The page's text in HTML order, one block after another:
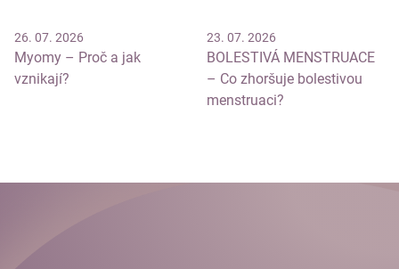
26. 07. 2026
Myomy – Proč a jak
vznikají?
23. 07. 2026
BOLESTIVÁ MENSTRUACE
– Co zhoršuje bolestivou
menstruaci?